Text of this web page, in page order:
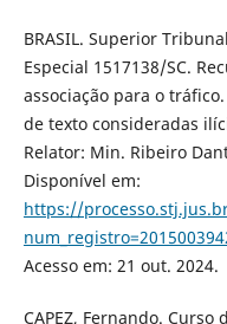
BRASIL. Superior
Especial 1517138/SC.
associação para o
de texto consideradas
Relator: Min. Ribeiro
Disponível em:
https://
Acesso em: 21 out. 2024.
CAPEZ, Fernando.